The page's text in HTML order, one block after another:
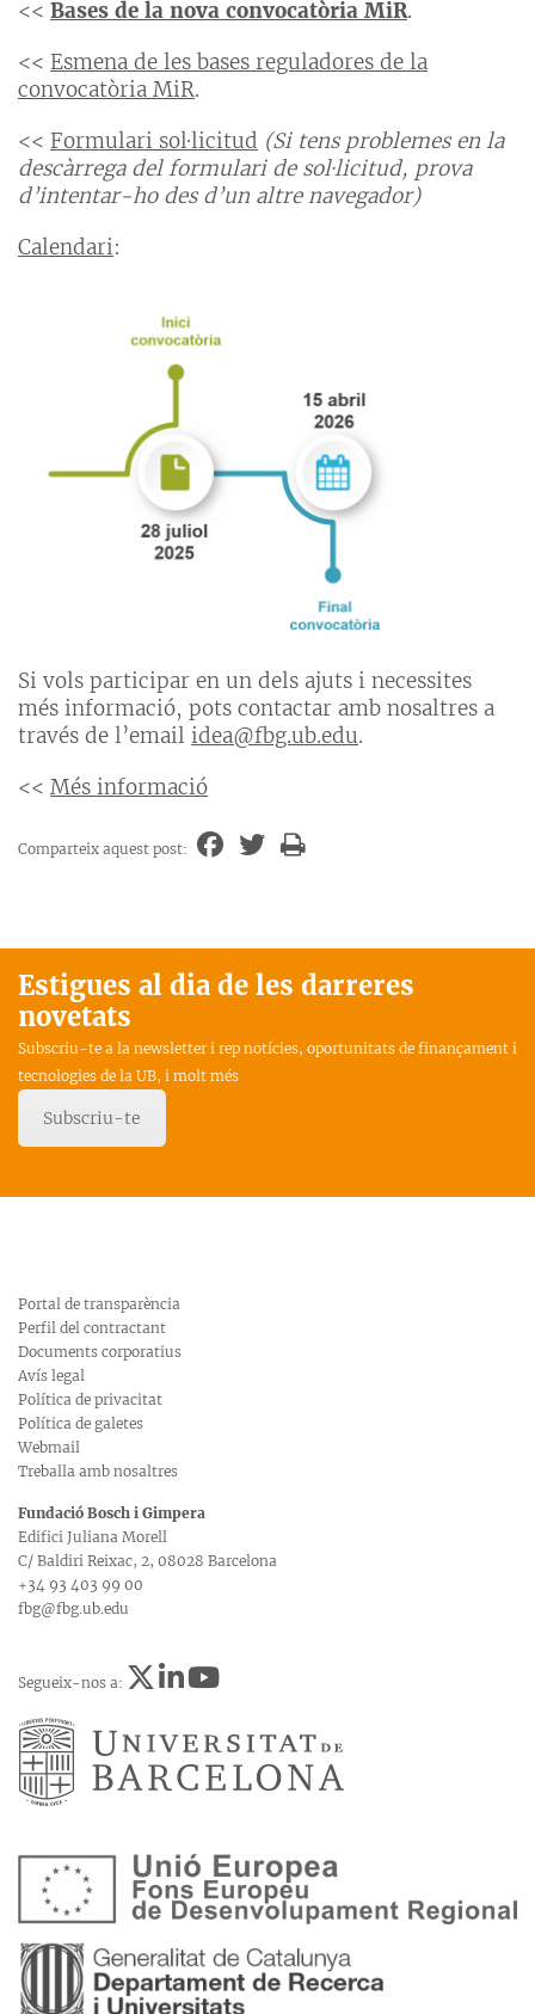
<< Bases de la nova convocatòria MiR.
<< Esmena de les bases reguladores de la
convocatòria MiR.
<< Formulari sol·licitud (Si tens problemes en la
descàrrega del formulari de sol·licitud, prova
d’intentar-ho des d’un altre navegador)
Calendari:
Si vols participar en un dels ajuts i necessites
més informació, pots contactar amb nosaltres a
través de l’email idea@fbg.ub.edu.
<< Més informació
Comparteix aquest post:
Estigues al dia de les darreres
novetats
Subscriu-te a la newsletter i rep notícies, oportunitats de finançament i
tecnologies de la UB, i molt més
Subscriu-te
Portal de transparència
Perfil del contractant
Documents corporatius
Avís legal
Política de privacitat
Política de galetes
Webmail
Treballa amb nosaltres
Fundació Bosch i Gimpera
Edifici Juliana Morell
C/ Baldiri Reixac, 2, 08028 Barcelona
+34 93 403 99 00
fbg@fbg.ub.edu
Segueix-nos a: